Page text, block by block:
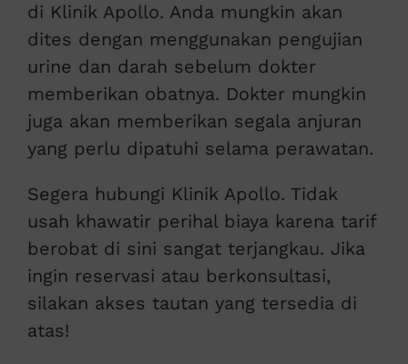
di Klinik Apollo. Anda mungkin akan
dites dengan menggunakan pengujian
urine dan darah sebelum dokter
memberikan obatnya. Dokter mungkin
juga akan memberikan segala anjuran
yang perlu dipatuhi selama perawatan.
Segera hubungi Klinik Apollo. Tidak
usah khawatir perihal biaya karena tarif
berobat di sini sangat terjangkau. Jika
ingin reservasi atau berkonsultasi,
silakan akses tautan yang tersedia di
atas!